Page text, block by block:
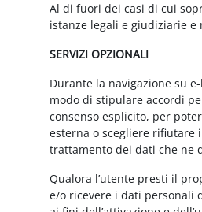
Al di fuori dei casi di cui
istanze legali e giudiziarie
SERVIZI OPZIONALI
Durante la navigazione su
modo di stipulare accordi
consenso esplicito, per
esterna o scegliere rifiutare
trattamento dei dati che ne
Qualora l’utente presti il
e/o ricevere i dati personali